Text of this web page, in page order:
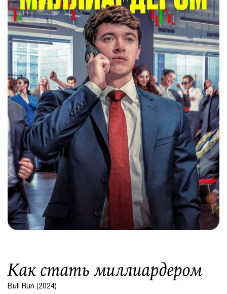
Новости
Подборки
Рецензии
О нас
Авторы
Как стать миллиардером
Bull Run (2024)